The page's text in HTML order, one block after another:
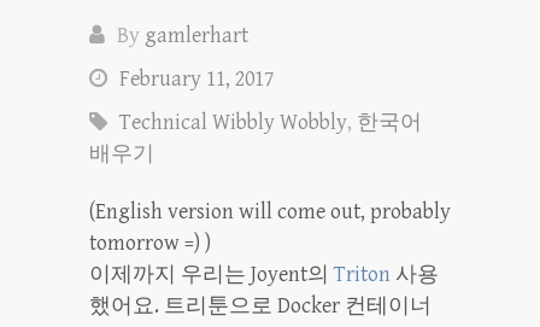
By gamlerhart
February 11, 2017
Technical Wibbly Wobbly, 한국어
배우기
(English version will come out, probably
tomorrow =) )
이제까지 우리는 Joyent의Triton 사용
했어요. 트리툰으로 Docker 컨테이너